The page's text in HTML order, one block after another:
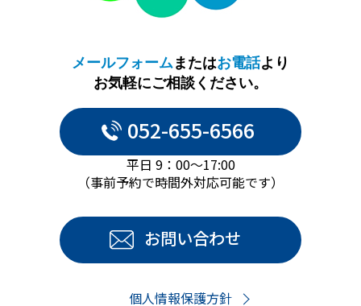
メールフォームまたはお電話より
お気軽にご相談ください。
052-655-6566
平日 9：00～17:00
（事前予約で時間外対応可能です）
お問い合わせ
個人情報保護方針